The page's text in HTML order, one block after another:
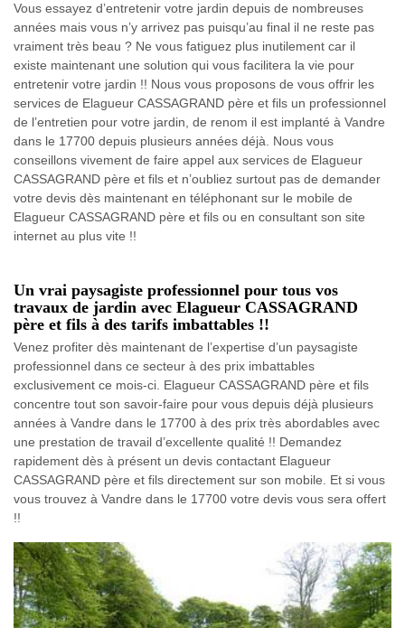
Vous essayez d’entretenir votre jardin depuis de nombreuses
années mais vous n’y arrivez pas puisqu’au final il ne reste pas
vraiment très beau ? Ne vous fatiguez plus inutilement car il
existe maintenant une solution qui vous facilitera la vie pour
entretenir votre jardin !! Nous vous proposons de vous offrir les
services de Elagueur CASSAGRAND père et fils un professionnel
de l’entretien pour votre jardin, de renom il est implanté à Vandre
dans le 17700 depuis plusieurs années déjà. Nous vous
conseillons vivement de faire appel aux services de Elagueur
CASSAGRAND père et fils et n’oubliez surtout pas de demander
votre devis dès maintenant en téléphonant sur le mobile de
Elagueur CASSAGRAND père et fils ou en consultant son site
internet au plus vite !!
Un vrai paysagiste professionnel pour tous vos
travaux de jardin avec Elagueur CASSAGRAND
père et fils à des tarifs imbattables !!
Venez profiter dès maintenant de l’expertise d’un paysagiste
professionnel dans ce secteur à des prix imbattables
exclusivement ce mois-ci. Elagueur CASSAGRAND père et fils
concentre tout son savoir-faire pour vous depuis déjà plusieurs
années à Vandre dans le 17700 à des prix très abordables avec
une prestation de travail d’excellente qualité !! Demandez
rapidement dès à présent un devis contactant Elagueur
CASSAGRAND père et fils directement sur son mobile. Et si vous
vous trouvez à Vandre dans le 17700 votre devis vous sera offert
!!